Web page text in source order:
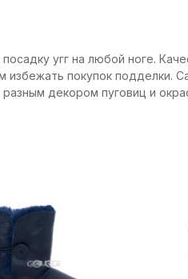
угг на любой ноге.
покупок подделки.
декором пуговиц и